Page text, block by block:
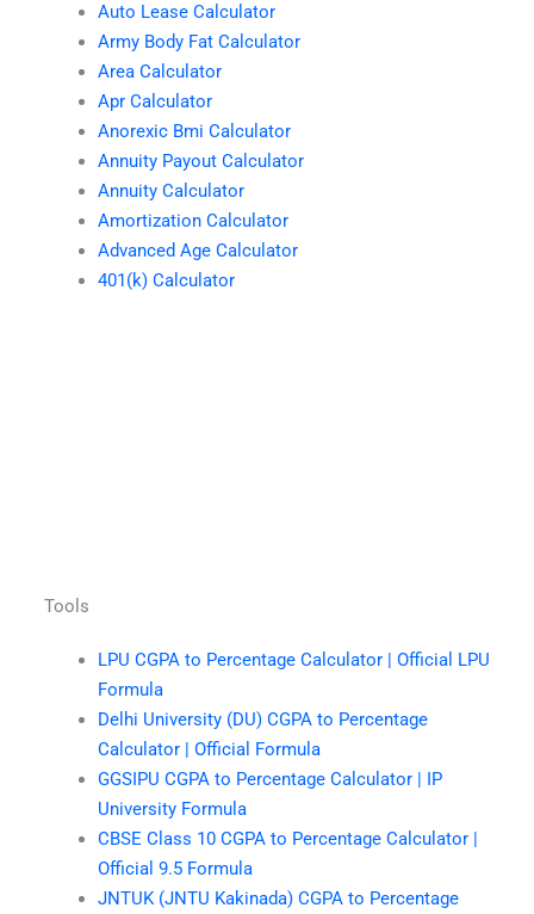
Auto Lease Calculator
Army Body Fat Calculator
Area Calculator
Apr Calculator
Anorexic Bmi Calculator
Annuity Payout Calculator
Annuity Calculator
Amortization Calculator
Advanced Age Calculator
401(k) Calculator
Tools
LPU CGPA to Percentage Calculator | Official LPU
Formula
Delhi University (DU) CGPA to Percentage
Calculator | Official Formula
GGSIPU CGPA to Percentage Calculator | IP
University Formula
CBSE Class 10 CGPA to Percentage Calculator |
Official 9.5 Formula
JNTUK (JNTU Kakinada) CGPA to Percentage